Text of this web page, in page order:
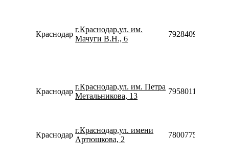
Краснодар
г.Краснодар,ул. им.
Мачуги В.Н., 6
79284095659
Краснодар
г.Краснодар,ул. им. Петра
Метальникова, 13
79580119303
Краснодар
г.Краснодар,ул. имени
Артюшкова, 2
78007753553